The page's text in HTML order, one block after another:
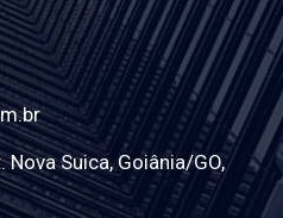
Nova Suica, Goiânia/GO,